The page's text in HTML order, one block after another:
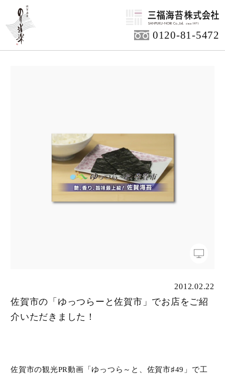
0120-81-5472
商品一覧
HOME
2012.02.22
佐賀市の「ゆっつらーと佐賀市」でお店をご紹
介いただきました！
佐賀市の観光PR動画「ゆっつら～と、佐賀市♯49」で工